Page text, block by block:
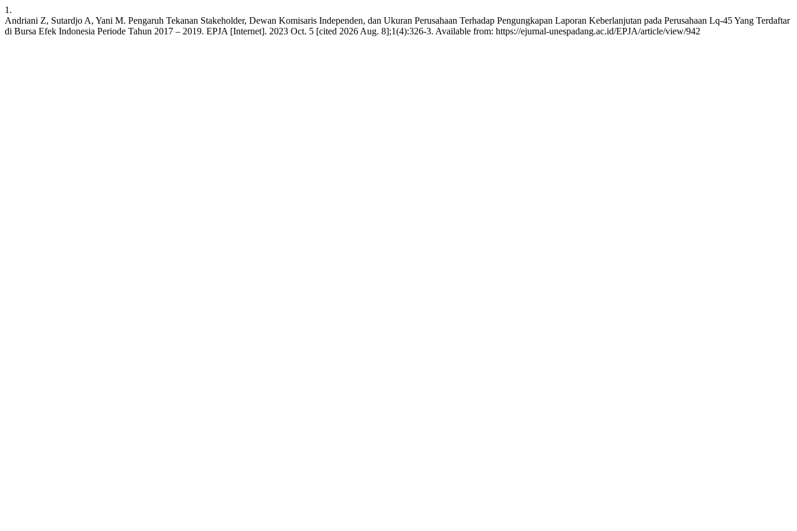
1.
Andriani Z, Sutardjo A, Yani M. Pengaruh Tekanan Stakeholder, Dewan Komisaris Independen, dan Ukuran Perusahaan Terhadap Pengungkapan Laporan Keberlanjutan pada Perusahaan Lq-45 Yang Terdaftar
di Bursa Efek Indonesia Periode Tahun 2017 – 2019. EPJA [Internet]. 2023 Oct. 5 [cited 2026 Aug. 8];1(4):326-3. Available from: https://ejurnal-unespadang.ac.id/EPJA/article/view/942